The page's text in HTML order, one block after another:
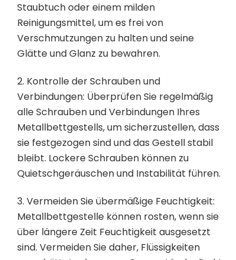
Staubtuch oder einem milden
Reinigungsmittel, um es frei von
Verschmutzungen zu halten und seine
Glätte und Glanz zu bewahren.
2. Kontrolle der Schrauben und
Verbindungen: Überprüfen Sie regelmäßig
alle Schrauben und Verbindungen Ihres
Metallbettgestells, um sicherzustellen, dass
sie festgezogen sind und das Gestell stabil
bleibt. Lockere Schrauben können zu
Quietschgeräuschen und Instabilität führen.
3. Vermeiden Sie übermäßige Feuchtigkeit:
Metallbettgestelle können rosten, wenn sie
über längere Zeit Feuchtigkeit ausgesetzt
sind. Vermeiden Sie daher, Flüssigkeiten